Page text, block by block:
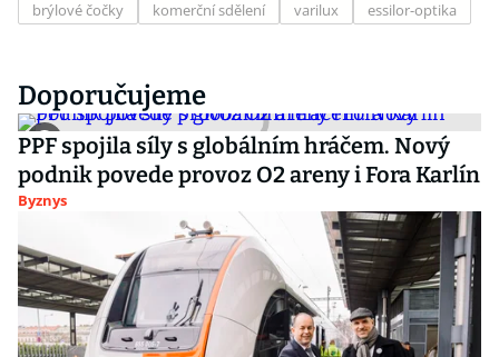
brýlové čočky komerční sdělení varilux essilor-optika
Doporučujeme
PPF spojila síly s globálním hráčem. Nový
podnik povede provoz O2 areny i Fora Karlín
Byznys